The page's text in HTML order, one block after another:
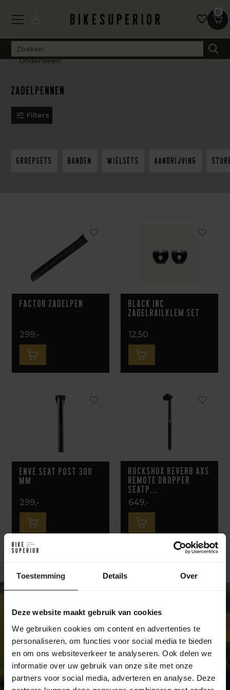
Toestemming Details Over
Deze website maakt gebruik van cookies
We gebruiken cookies om content en advertenties te
personaliseren, om functies voor social media te bieden
en om ons websiteverkeer te analyseren. Ook delen we
informatie over uw gebruik van onze site met onze
partners voor social media, adverteren en analyse. Deze
0
Onderdelen
Zadelpennen
Filters
Groepsets Banden Wielsets Aandrijving
Factor Zadelpen
299,-
Black Inc
Zadelrailklem set
12,50
Enve Seat post 300
mm
299,-
RockShox Reverb AXS
Remote Dropper
Seatp...
649,-
EEN UNIEKE FIETSENWINKEL
We zijn niet zoals de meeste
fietswinkels … en daar zijn we best
trots op. Wij verkopen unieke